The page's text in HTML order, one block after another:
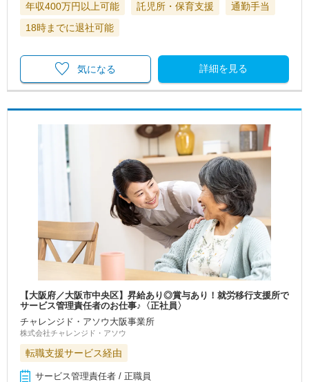
年収400万円以上可能 託児所・保育支援
通勤手当
18時までに退社可能
詳細を見る
気になる
【大阪府／大阪市中央区】昇給あり◎賞与あり！就労移行支援所で
サービス管理責任者のお仕事♪〈正社員〉
チャレンジド・アソウ大阪事業所
株式会社チャレンジド・アソウ
転職支援サービス経由
サービス管理責任者 / 正職員